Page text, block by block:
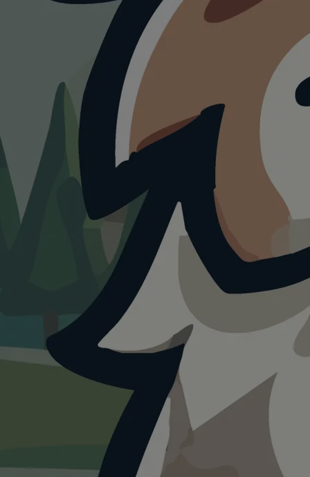
WANDERUNG
Durch
Stille
Luxemburg … Parc municipal Edouard
Heute isteher nicht ideal
30°C und kein Schatten vor Ort. Für